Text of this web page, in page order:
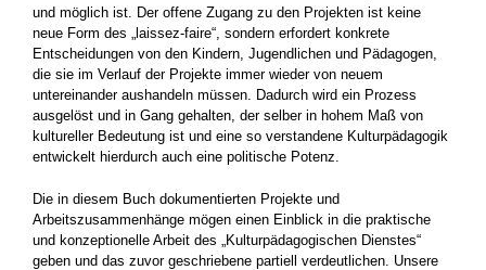
und möglich ist. Der offene Zugang zu den Projekten ist keine
neue Form des „laissez-faire“, sondern erfordert konkrete
Entscheidungen von den Kin­dern, Jugendlichen und Pädagogen,
die sie im Verlauf der Projekte immer wieder von neuem
untereinander aushandeln müssen. Dadurch wird ein Prozess
ausgelöst und in Gang gehalten, der selber in hohem Maß von
kultureller Bedeu­tung ist und eine so verstandene Kulturpädago­gik
entwickelt hierdurch auch eine politische Po­tenz.
Die in diesem Buch dokumentierten Projekte und
Arbeitszusammenhänge mögen einen Ein­blick in die praktische
und konzeptionelle Arbeit des „Kulturpädagogischen Dienstes“
geben und das zuvor geschriebene partiell verdeutlichen. Unsere